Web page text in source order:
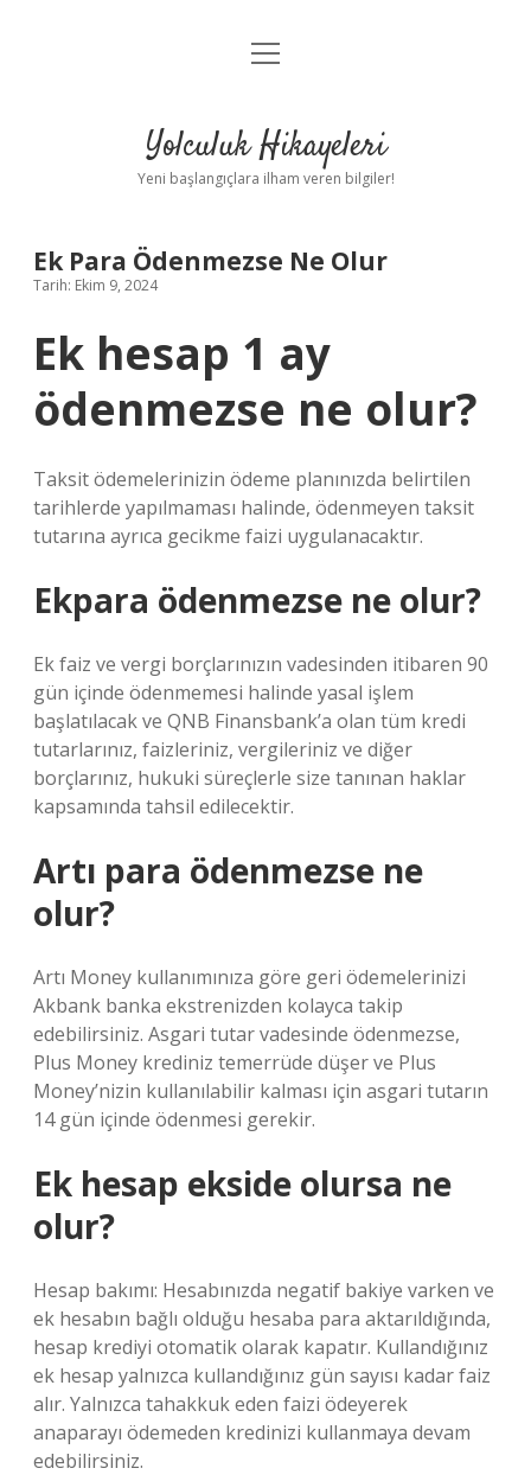
Anasayfa
Yasal Uyarı
menüyü
Yolculuk Hikayeleri
Yeni başlangıçlara ilham veren bilgiler!
Ek Para Ödenmezse Ne Olur
Tarih: Ekim 9, 2024
Ek hesap 1 ay
ödenmezse ne olur?
Taksit ödemelerinizin ödeme planınızda belirtilen
tarihlerde yapılmaması halinde, ödenmeyen taksit
tutarına ayrıca gecikme faizi uygulanacaktır.
Ekpara ödenmezse ne olur?
Ek faiz ve vergi borçlarınızın vadesinden itibaren 90
gün içinde ödenmemesi halinde yasal işlem
başlatılacak ve QNB Finansbank’a olan tüm kredi
tutarlarınız, faizleriniz, vergileriniz ve diğer
borçlarınız, hukuki süreçlerle size tanınan haklar
kapsamında tahsil edilecektir.
Artı para ödenmezse ne
olur?
Artı Money kullanımınıza göre geri ödemelerinizi
Akbank banka ekstrenizden kolayca takip
edebilirsiniz. Asgari tutar vadesinde ödenmezse,
Plus Money krediniz temerrüde düşer ve Plus
Money’nizin kullanılabilir kalması için asgari tutarın
14 gün içinde ödenmesi gerekir.
Ek hesap ekside olursa ne
olur?
Hesap bakımı: Hesabınızda negatif bakiye varken ve
ek hesabın bağlı olduğu hesaba para aktarıldığında,
hesap krediyi otomatik olarak kapatır. Kullandığınız
ek hesap yalnızca kullandığınız gün sayısı kadar faiz
alır. Yalnızca tahakkuk eden faizi ödeyerek
anaparayı ödemeden kredinizi kullanmaya devam
edebilirsiniz.